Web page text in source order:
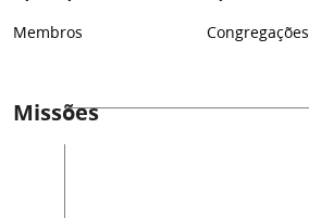
Membros Congregações
Missões